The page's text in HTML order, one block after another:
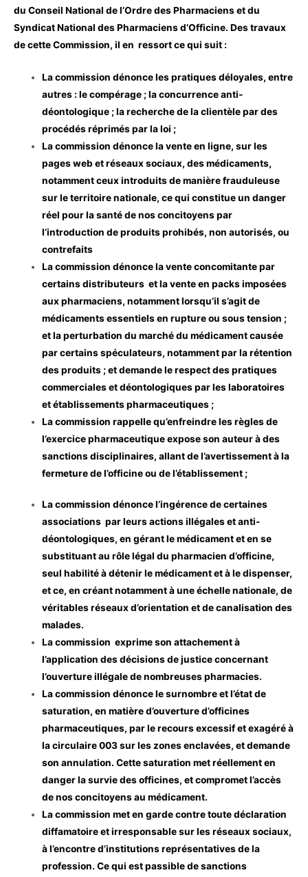
du Conseil National de l’Ordre des Pharmaciens et du
Syndicat National des Pharmaciens d’Officine. Des travaux
de cette Commission, il en ressort ce qui suit :
La commission dénonce les pratiques déloyales, entre
autres : le compérage ; la concurrence anti-
déontologique ; la recherche de la clientèle par des
procédés réprimés par la loi ;
La commission dénonce la vente en ligne, sur les
pages web et réseaux sociaux, des médicaments,
notamment ceux introduits de manière frauduleuse
sur le territoire nationale, ce qui constitue un danger
réel pour la santé de nos concitoyens par
l’introduction de produits prohibés, non autorisés, ou
contrefaits
La commission dénonce la vente concomitante par
certains distributeurs et la vente en packs imposées
aux pharmaciens, notamment lorsqu’il s’agit de
médicaments essentiels en rupture ou sous tension ;
et la perturbation du marché du médicament causée
par certains spéculateurs, notamment par la rétention
des produits ; et demande le respect des pratiques
commerciales et déontologiques par les laboratoires
et établissements pharmaceutiques ;
La commission rappelle qu’enfreindre les règles de
l’exercice pharmaceutique expose son auteur à des
sanctions disciplinaires, allant de l’avertissement à la
fermeture de l’officine ou de l’établissement ;
La commission dénonce l’ingérence de certaines
associations par leurs actions illégales et anti-
déontologiques, en gérant le médicament et en se
substituant au rôle légal du pharmacien d’officine,
seul habilité à détenir le médicament et à le dispenser,
et ce, en créant notamment à une échelle nationale, de
véritables réseaux d’orientation et de canalisation des
malades.
La commission exprime son attachement à
l’application des décisions de justice concernant
l’ouverture illégale de nombreuses pharmacies.
La commission dénonce le surnombre et l’état de
saturation, en matière d’ouverture d’officines
pharmaceutiques, par le recours excessif et exagéré à
la circulaire 003 sur les zones enclavées, et demande
son annulation. Cette saturation met réellement en
danger la survie des officines, et compromet l’accès
de nos concitoyens au médicament.
La commission met en garde contre toute déclaration
diffamatoire et irresponsable sur les réseaux sociaux,
à l’encontre d’institutions représentatives de la
profession. Ce qui est passible de sanctions